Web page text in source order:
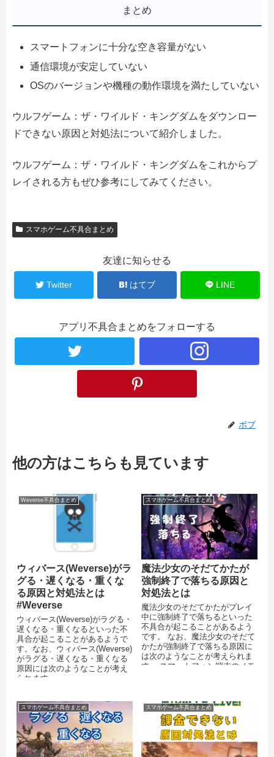
まとめ
スマートフォンに十分な空き容量がない
通信環境が安定していない
OSのバージョンや機種の動作環境を満たしていない
ウルフゲーム：ザ・ワイルド・キングダムをダウンロー
ドできない原因と対処法について紹介しました。
ウルフゲーム：ザ・ワイルド・キングダムをこれからプ
レイされる方もぜひ参考にしてみてください。
スマホゲーム不具合まとめ
友達に知らせる
Twitter はてブ LINE
アプリ不具合まとめをフォローする
ボブ
他の方はこちらも見ています
Weverse不具合まとめ
ウィバース(Weverse)がラ
グる・遅くなる・重くな
る原因と対処法とは
#Weverse
ウィバース(Weverse)がラグる・
遅くなる・重くなるといった不
具合が起こることがあるようで
す。なお、ウィバース(Weverse)
がラグる・遅くなる・重くなる
原因には次のようなことが考え
られます。
スマホゲーム不具合まとめ
魔法少女のそだてかたが
強制終了で落ちる原因と
対処法とは
魔法少女のそだてかたがプレイ
中に強制終了で落ちるといった
不具合が起こることがあるよう
です。 なお、魔法少女のそだて
かたが強制終了で落ちる原因に
は次のようなことが考えられま
す。 スマートフォン端末のメモ
スマホゲーム不具合まとめ スマホゲーム不具合まとめ